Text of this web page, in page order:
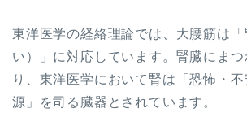
東洋医学の経絡理論では、大腰筋は
い）」に対応しています。腎臓にま
り、東洋医学において腎は「恐怖・
源」を司る臓器とされています。